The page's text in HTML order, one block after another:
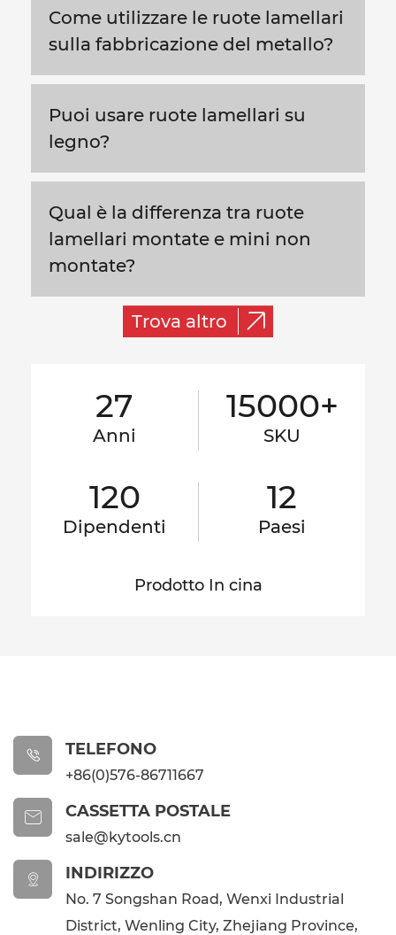
Come utilizzare le ruote lamellari
sulla fabbricazione del metallo?
Puoi usare ruote lamellari su
legno?
27
Anni
15000+
SKU
120
Dipendenti
12
Paesi
Prodotto In cina
Qual è la differenza tra ruote
lamellari montate e mini non
montate?
Trova altro
 TELEFONO
+86(0)576-86711667
 CASSETTA POSTALE
sale@kytools.cn
 INDIRIZZO
No. 7 Songshan Road, Wenxi Industrial
District, Wenling City, Zhejiang Province,